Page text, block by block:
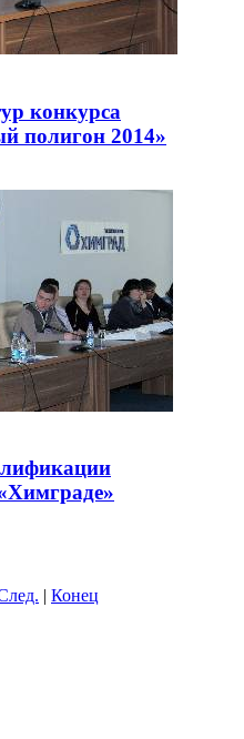
конкурса
полигон 2014»
| Конец